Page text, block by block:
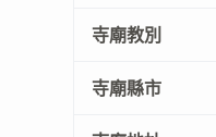
寺廟教別
寺廟縣市